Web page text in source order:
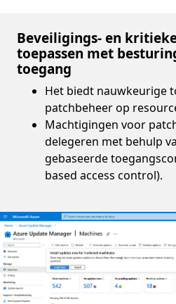
Beveiligings- en
toepassen met
toegang
Het biedt nauwkeurige
patchbeheer op
Machtigingen voor
delegeren met behulp
gebaseerde
based access control).